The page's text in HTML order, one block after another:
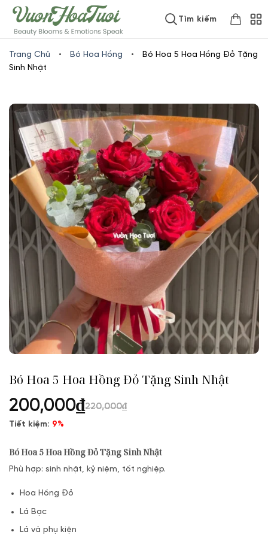
www.vuonhoatuoi.vnSkip
to
content
Tìm kiếm
Trang Chủ • Bó Hoa Hồng •
Bó Hoa 5 Hoa Hồng Đỏ Tặng
Sinh Nhật
Bó Hoa 5 Hoa Hồng Đỏ Tặng Sinh Nhật
200,000₫220,000₫
Tiết kiệm: 9%
Bó Hoa 5 Hoa Hồng Đỏ Tặng Sinh Nhật
Phù hợp: sinh nhật, kỷ niệm, tốt nghiệp.
Hoa Hồng Đỏ
Lá Bạc
Lá và phụ kiện